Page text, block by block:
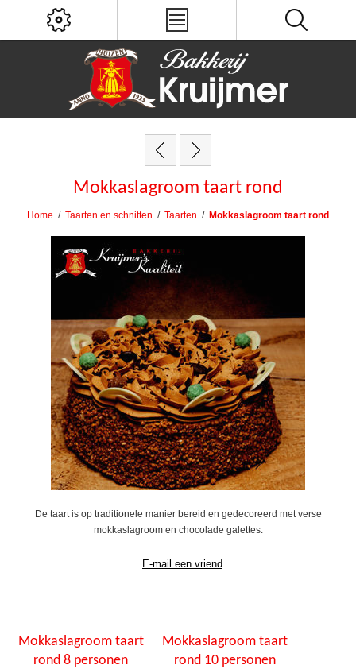
Mokkaslagroom taart rond
Home / Taarten en schnitten / Taarten / Mokkaslagroom taart rond
De taart is op traditionele manier bereid en gedecoreerd met verse
mokkaslagroom en chocolade galettes.
Mokkaslagroom taart
rond 8 personen
Mokkaslagroom taart
rond 10 personen